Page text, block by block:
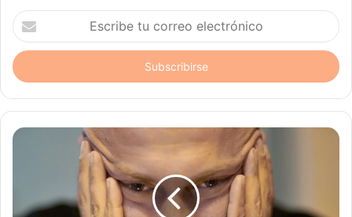
Escribe
tu
correo
electrónico